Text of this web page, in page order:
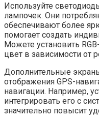
Используйте
лампочек. Они
обеспечивают более
помогает создать
Можете установить
цвет в зависимости от
Дополнительные
отображения GPS-
навигации. Например,
интегрировать его с
значительно повысит